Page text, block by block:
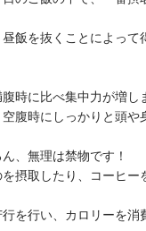
飯を抜くことによって
腹時に比べ集中力が増し
空腹時にしっかりと頭
、無理は禁物です！
摂取したり、コーヒー
を行い、カロリーを消